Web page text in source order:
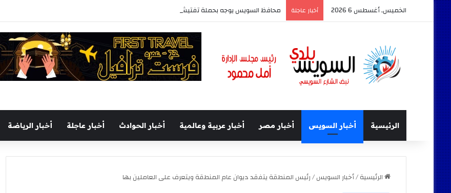
الخميس, أغسطس 6 2026 أخبار عاجلة محافظ السويس يوجه بحملة تفتيش موسعة لتعزيز الإنضباط وتحسين مستوى الخدمات بأحياء المحافظة
الرئيسية أخبار السويس أخبار مصر أخبار عربية وعالمية أخبار الحوادث أخبار عاجلة أخبار الرياضة
الرئيسية/أخبار السويس/رئيس المنطقة يتفقد ديوان عام المنطقة ويتعرف على العاملين بها